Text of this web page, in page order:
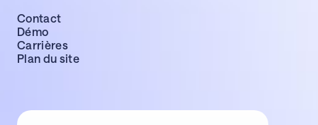
Contact
Démo
Carrières
Plan du site